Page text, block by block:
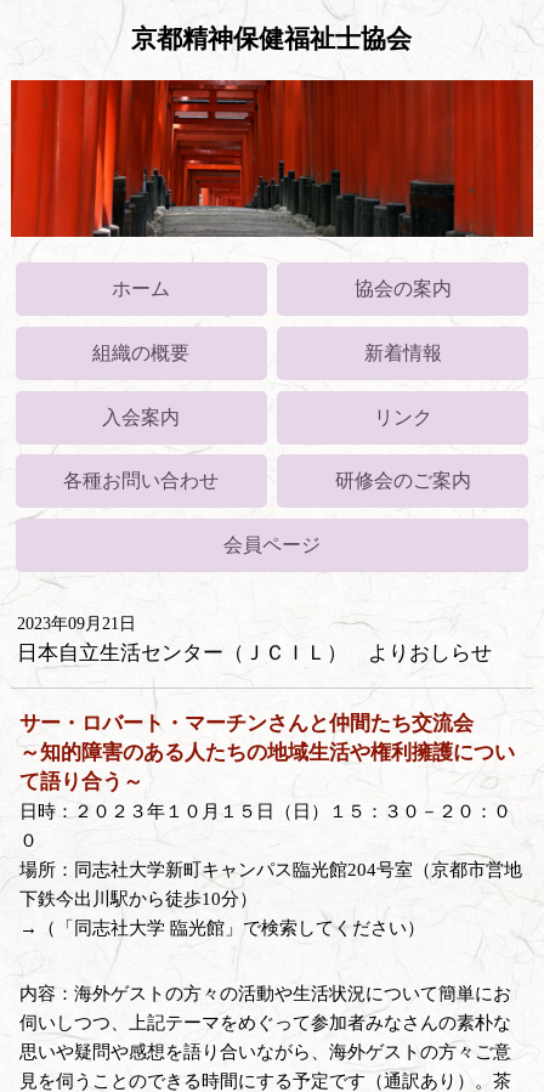
京都精神保健福祉士協会
ホーム 協会の案内
組織の概要 新着情報
入会案内 リンク
各種お問い合わせ 研修会のご案内
会員ページ
2023年09月21日
日本自立生活センター（ＪＣＩＬ） よりおしらせ
サー・ロバート・マーチンさんと仲間たち交流会
～知的障害のある人たちの地域生活や権利擁護につい
て語り合う～
日時：２０２３年１０月１５日（日）１５：３０－２０：０
０
場所：同志社大学新町キャンパス臨光館204号室（京都市営地
下鉄今出川駅から徒歩10分）
→（「同志社大学 臨光館」で検索してください）
内容：海外ゲストの方々の活動や生活状況について簡単にお
伺いしつつ、上記テーマをめぐって参加者みなさんの素朴な
思いや疑問や感想を語り合いながら、海外ゲストの方々ご意
見を伺うことのできる時間にする予定です（通訳あり）。茶